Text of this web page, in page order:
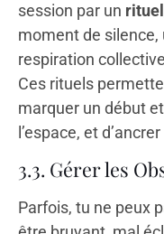
session par un rituel
moment de silence,
respiration
Ces rituels
marquer un début
l’espace, et
3.3. Gérer les
Parfois, tu ne peux